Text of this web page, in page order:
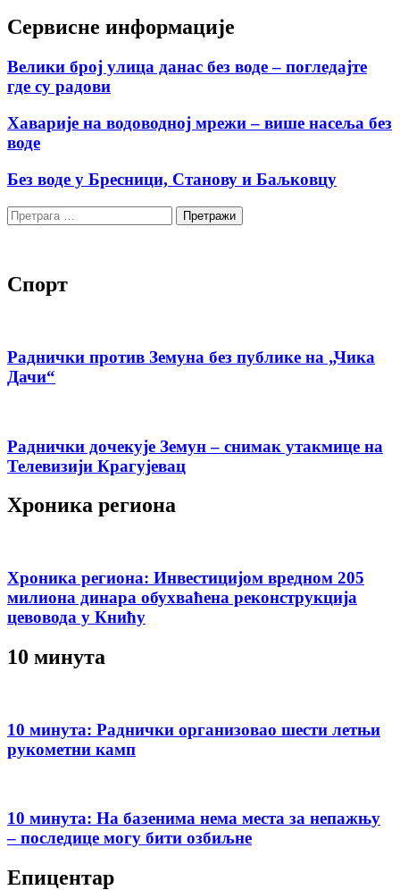
Сервисне информације
Велики број улица данас без воде – погледајте
где су радови
Хаварије на водоводној мрежи – више насеља без
воде
Без воде у Бресници, Станову и Баљковцу
Претрага
за:
Спорт
Раднички против Земуна без публике на „Чика
Дачи“
Раднички дочекује Земун – снимак утакмице на
Телевизији Крагујевац
Хроника региона
Хроника региона: Инвестицијом вредном 205
милиона динара обухваћена реконструкција
цевовода у Книћу
10 минута
10 минута: Раднички организовао шести летњи
рукометни камп
10 минута: На базенима нема места за непажњу
– последице могу бити озбиљне
Епицентар